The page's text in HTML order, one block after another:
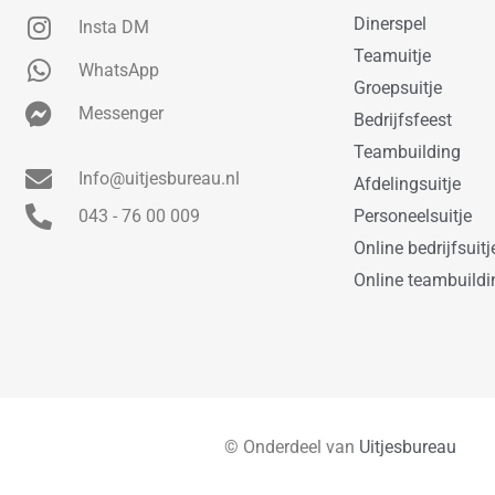
Insta DM
WhatsApp
Messenger
Info@uitjesbureau.nl
043 - 76 00 009
Dinerspel
Teamuitje
Groepsuitje
Bedrijfsfeest
Teambuilding
Afdelingsuitje
Personeelsuitje
Online
Online
© Onderdeel van Uitjesbureau